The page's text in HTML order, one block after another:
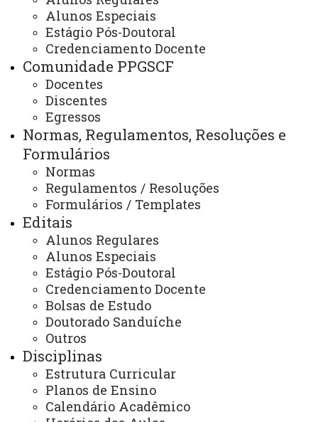
Alunos Especiais
Estágio Pós-Doutoral
Credenciamento Docente
Comunidade PPGSCF
Docentes
Discentes
Egressos
Normas, Regulamentos, Resoluções e
Formulários
Normas
Regulamentos / Resoluções
Formulários / Templates
Editais
Alunos Regulares
Alunos Especiais
Estágio Pós-Doutoral
Credenciamento Docente
Bolsas de Estudo
Doutorado Sanduíche
Outros
Disciplinas
Estrutura Curricular
Planos de Ensino
Calendário Acadêmico
Artigos
ATUALIZAÇÃO MAIS RECENTE: 02 DE SETEMBRO
DE 2024
ACESSOS: 1105
Contato:
/
(45) 3576-8142
Redes Sociais:
E-mail:
foz.ppgscf@unioeste.br
Você está aqui:
Unioeste
PPGSCF - Pós-graduação em Sociedade, Cultura e
Fronteiras - Foz do Iguaçu
Publicações